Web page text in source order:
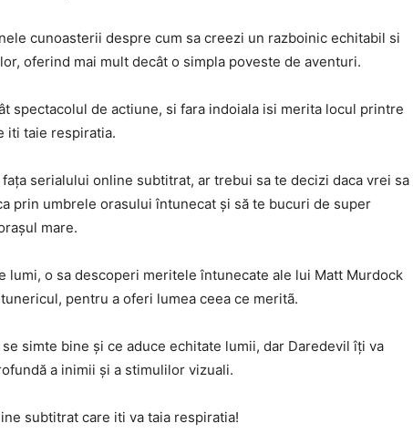
cunoasterii despre cum sa creezi un razboinic echitabil si
oferind mai mult decât o simpla poveste de aventuri.
spectacolul de actiune, si fara indoiala isi merita locul printre
iti taie respiratia.
serialului online subtitrat, ar trebui sa te decizi daca vrei sa
prin umbrele orasului întunecat și să te bucuri de super
mare.
lumi, o sa descoperi meritele întunecate ale lui Matt Murdock
pentru a oferi lumea ceea ce meritã.
simte bine și ce aduce echitate lumii, dar Daredevil îți va
a inimii și a stimulilor vizuali.
subtitrat care iti va taia respiratia!